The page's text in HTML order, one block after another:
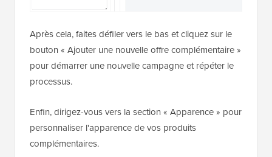
Après cela, faites défiler vers le bas et cliquez sur le
bouton « Ajouter une nouvelle offre complémentaire »
pour démarrer une nouvelle campagne et répéter le
processus.
Enfin, dirigez-vous vers la section « Apparence » pour
personnaliser l'apparence de vos produits
complémentaires.